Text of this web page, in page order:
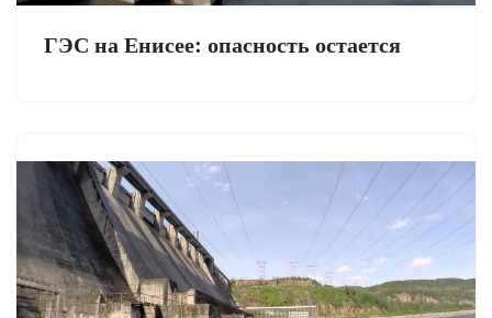
ГЭС на Енисее: опасность остается